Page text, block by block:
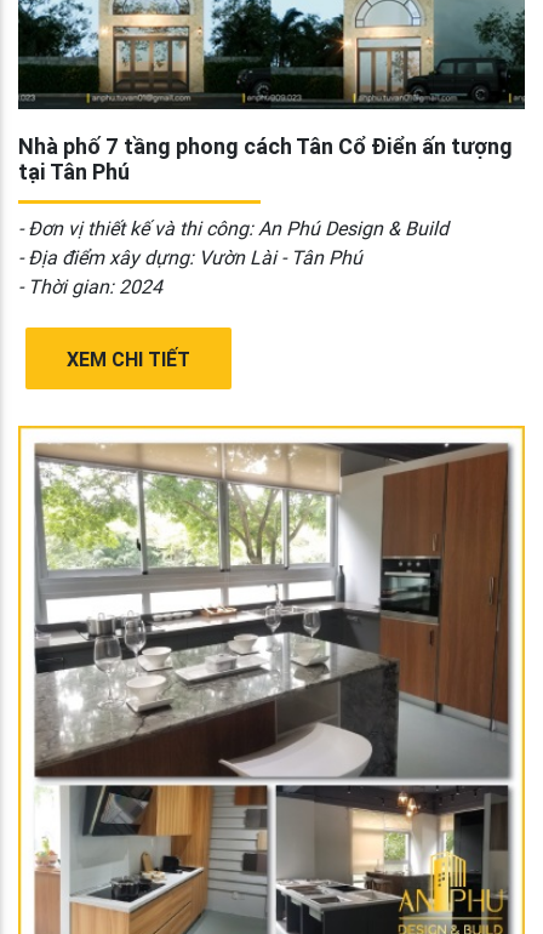
Nhà phố 7 tầng phong cách Tân Cổ Điển ấn tượng
tại Tân Phú
- Đơn vị thiết kế và thi công: An Phú Design & Build
- Địa điểm xây dựng: Vườn Lài - Tân Phú
- Thời gian: 2024
XEM CHI TIẾT